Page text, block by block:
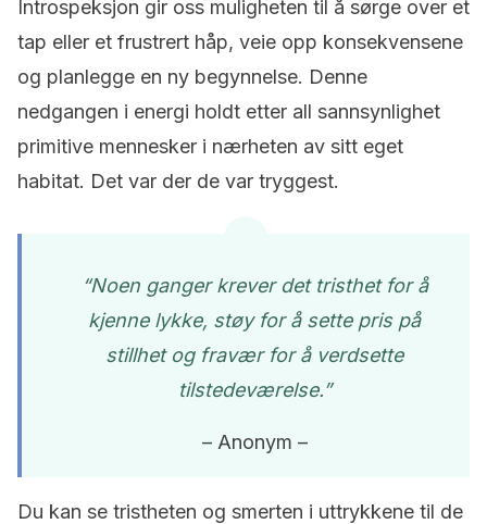
Introspeksjon gir oss muligheten til å sørge over et
tap eller et frustrert håp, veie opp konsekvensene
og planlegge en ny begynnelse. Denne
nedgangen i energi holdt etter all sannsynlighet
primitive mennesker i nærheten av sitt eget
habitat. Det var der de var tryggest.
“Noen ganger krever det tristhet for å
kjenne lykke, støy for å sette pris på
stillhet og fravær for å verdsette
tilstedeværelse.”
– Anonym –
Du kan se tristheten og smerten i uttrykkene til de